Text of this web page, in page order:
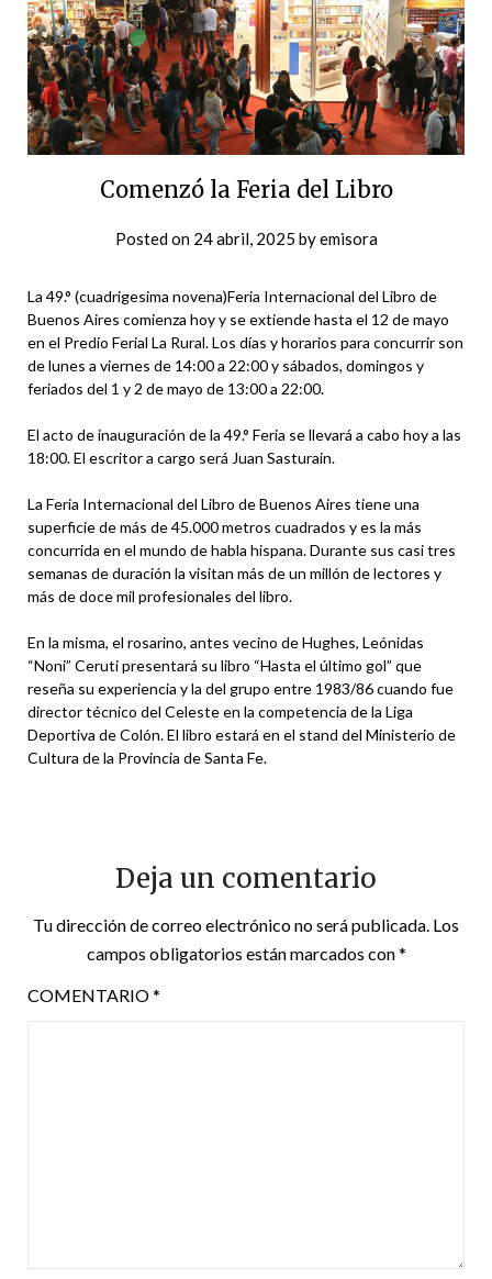
Comenzó la Feria del Libro
Posted on 24 abril, 2025 byemisora
La 49.° (cuadrigesima novena)Feria Internacional del Libro de
Buenos Aires comienza hoy y se extiende hasta el 12 de mayo
en el Predio Ferial La Rural. Los días y horarios para concurrir son
de lunes a viernes de 14:00 a 22:00 y sábados, domingos y
feriados del 1 y 2 de mayo de 13:00 a 22:00.
El acto de inauguración de la 49.° Feria se llevará a cabo hoy a las
18:00. El escritor a cargo será Juan Sasturain.
La Feria Internacional del Libro de Buenos Aires tiene una
superficie de más de 45.000 metros cuadrados y es la más
concurrida en el mundo de habla hispana. Durante sus casi tres
semanas de duración la visitan más de un millón de lectores y
más de doce mil profesionales del libro.
En la misma, el rosarino, antes vecino de Hughes, Leónidas
“Noni” Ceruti presentará su libro “Hasta el último gol” que
reseña su experiencia y la del grupo entre 1983/86 cuando fue
director técnico del Celeste en la competencia de la Liga
Deportiva de Colón. El libro estará en el stand del Ministerio de
Cultura de la Provincia de Santa Fe.
Deja un comentario
Tu dirección de correo electrónico no será publicada. Los
campos obligatorios están marcados con*
COMENTARIO*